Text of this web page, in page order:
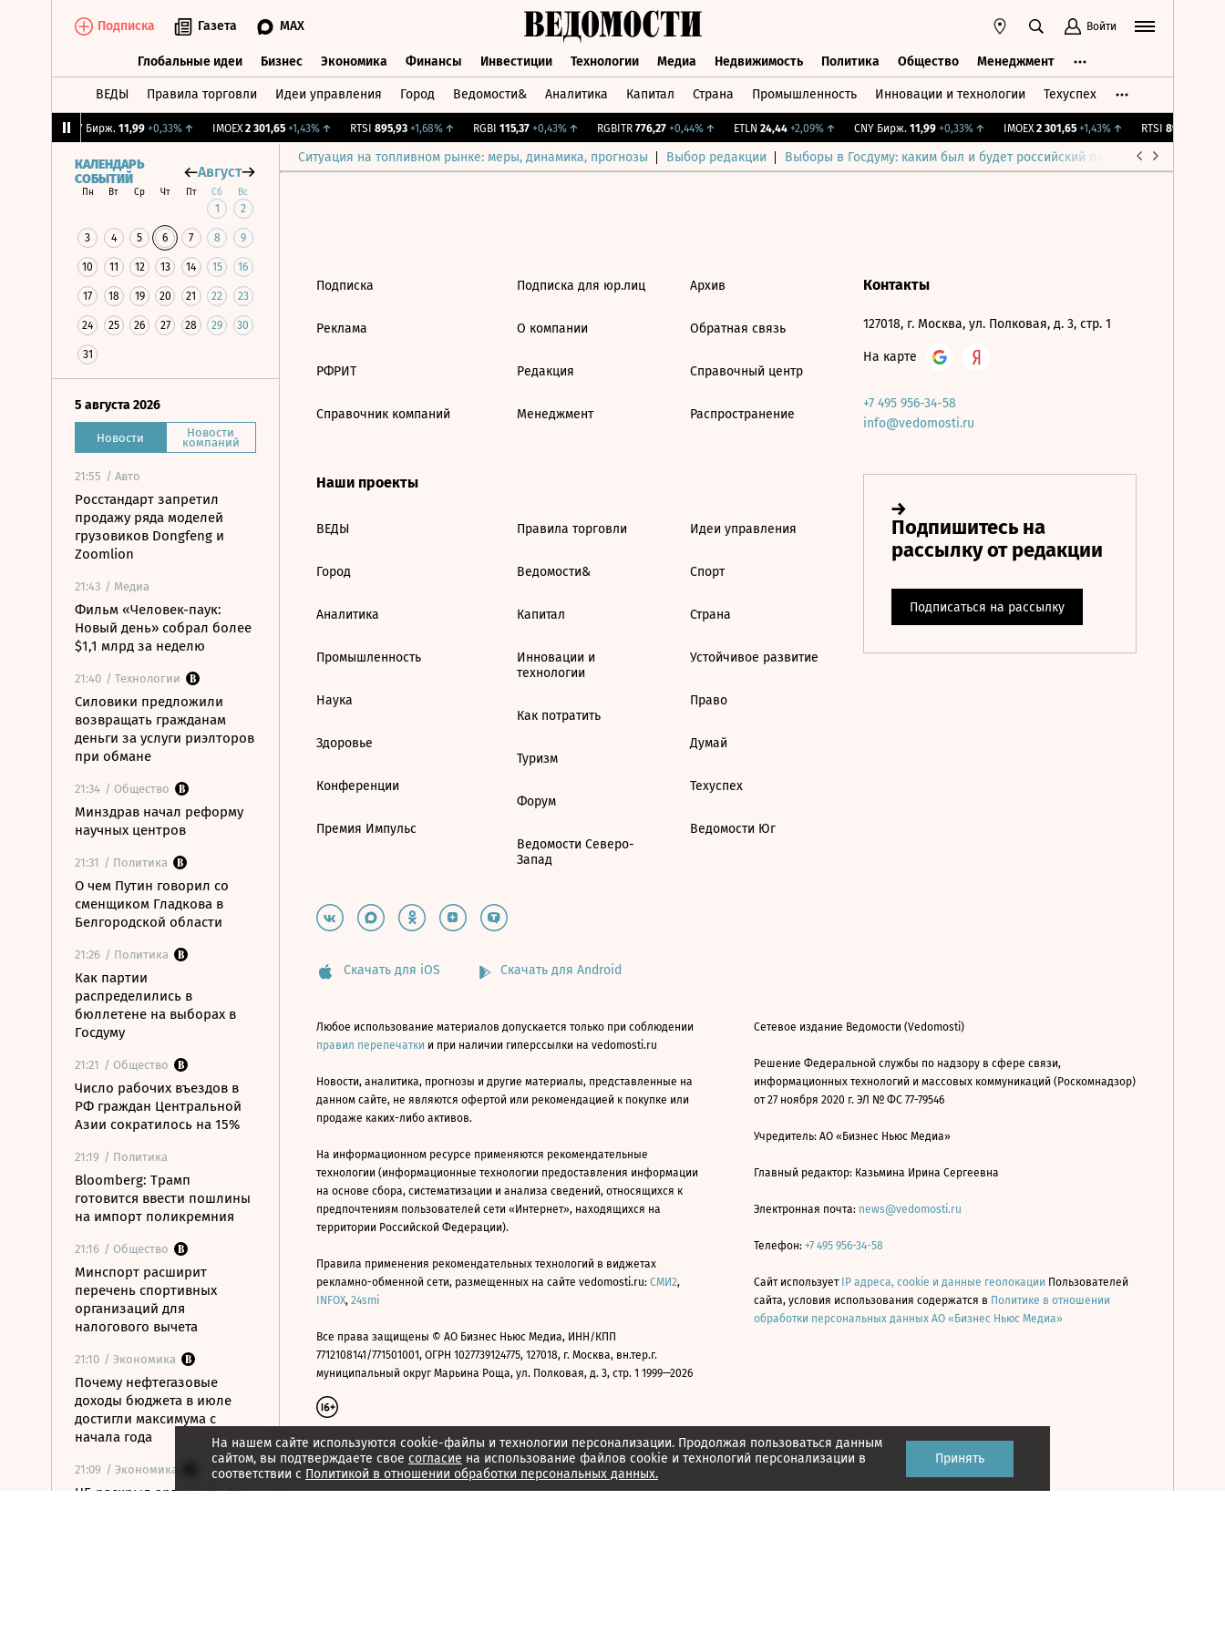
Подписка Газета MAX Войти
Глобальные идеи Бизнес Экономика Финансы Инвестиции Технологии Медиа Недвижимость Политика Общество Менеджмент
ВЕДЫ Правила торговли Идеи управления Город Ведомости& Аналитика Капитал Страна Промышленность Инновации и технологии Техуспех
CNY Бирж. 11,99 +0,33%↑ IMOEX 2 301,65 +1,43%↑ RTSI 895,93 +1,68%↑ RGBI 115,37 +0,43%↑ RGBITR 776,27 +0,44%↑ ETLN 24,44 +2,09%↑ CNY Бирж. 11,99 +0,33%↑ IMOEX 2 301,65 +1,43%↑ RTSI 895,93
Ситуация на топливном рынке: меры, динамика, прогнозы Выбор редакции Выборы в Госдуму: каким был и будет российский парламент
КАЛЕНДАРЬ
СОБЫТИЙ
Август
Пн Вт Ср Чт Пт Сб Вс
1 2
3 4 5 6 7 8 9
10 11 12 13 14 15 16
17 18 19 20 21 22 23
24 25 26 27 28 29 30
31
5 августа 2026
Новости Новости
компаний
21:55 / Авто
Росстандарт запретил
продажу ряда моделей
грузовиков Dongfeng и
Zoomlion
21:43 / Медиа
Фильм «Человек-паук:
Новый день» собрал более
$1,1 млрд за неделю
21:40 / Технологии
Силовики предложили
возвращать гражданам
деньги за услуги риэлторов
при обмане
21:34 / Общество
Минздрав начал реформу
научных центров
21:31 / Политика
О чем Путин говорил со
сменщиком Гладкова в
Белгородской области
21:26 / Политика
Как партии
распределились в
бюллетене на выборах в
Госдуму
21:21 / Общество
Число рабочих въездов в
РФ граждан Центральной
Азии сократилось на 15%
21:19 / Политика
Bloomberg: Трамп
готовится ввести пошлины
на импорт поликремния
21:16 / Общество
Минспорт расширит
перечень спортивных
организаций для
налогового вычета
21:10 / Экономика
Почему нефтегазовые
доходы бюджета в июле
достигли максимума с
начала года
21:09 / Экономика
ЦБ раскрыл аргументы за
На нашем сайте используются cookie-файлы и технологии персонализации. Продолжая пользоваться данным
сайтом, вы подтверждаете свое согласие на использование файлов cookie и технологий персонализации в
соответствии с Политикой в отношении обработки персональных данных.
Принять
Подписка
Реклама
РФРИТ
Справочник компаний
Подписка для юр.лиц
О компании
Редакция
Менеджмент
Архив
Обратная связь
Справочный центр
Распространение
Наши проекты
ВЕДЫ
Город
Аналитика
Промышленность
Наука
Здоровье
Конференции
Премия Импульс
Правила торговли
Ведомости&
Капитал
Инновации и
технологии
Как потратить
Туризм
Форум
Ведомости Северо-
Запад
Идеи управления
Спорт
Страна
Устойчивое развитие
Право
Думай
Техуспех
Ведомости Юг
Контакты
127018, г. Москва, ул. Полковая, д. 3, стр. 1
На карте
+7 495 956-34-58
info@vedomosti.ru
Скачать для iOS Скачать для Android
Любое использование материалов допускается только при соблюдении
правил перепечатки и при наличии гиперссылки на vedomosti.ru
Новости, аналитика, прогнозы и другие материалы, представленные на
данном сайте, не являются офертой или рекомендацией к покупке или
продаже каких-либо активов.
На информационном ресурсе применяются рекомендательные
технологии (информационные технологии предоставления информации
на основе сбора, систематизации и анализа сведений, относящихся к
предпочтениям пользователей сети «Интернет», находящихся на
территории Российской Федерации).
Правила применения рекомендательных технологий в виджетах
рекламно-обменной сети, размещенных на сайте vedomosti.ru: СМИ2,
INFOX, 24smi
Все права защищены © АО Бизнес Ньюс Медиа, ИНН/КПП
7712108141/771501001, ОГРН 1027739124775, 127018, г. Москва, вн.тер.г.
муниципальный округ Марьина Роща, ул. Полковая, д. 3, стр. 1 1999—2026
Сетевое издание Ведомости (Vedomosti)
Решение Федеральной службы по надзору в сфере связи,
информационных технологий и массовых коммуникаций (Роскомнадзор)
от 27 ноября 2020 г. ЭЛ № ФС 77-79546
Учредитель: АО «Бизнес Ньюс Медиа»
Главный редактор: Казьмина Ирина Сергеевна
Электронная почта: news@vedomosti.ru
Телефон: +7 495 956-34-58
Сайт использует IP адреса, cookie и данные геолокации Пользователей
сайта, условия использования содержатся в Политике в отношении
обработки персональных данных АО «Бизнес Ньюс Медиа»